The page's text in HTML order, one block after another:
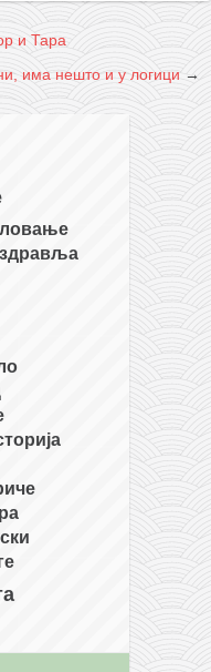
и Тара
има нешто и у логици→